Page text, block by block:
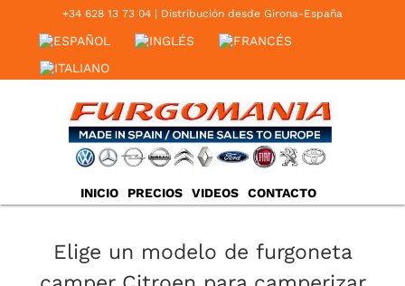
contenido
+34 628 13 73 04 ‬ | Distribución desde Girona-España
INICIO PRECIOS VIDEOS CONTACTO
Elige un modelo de furgoneta